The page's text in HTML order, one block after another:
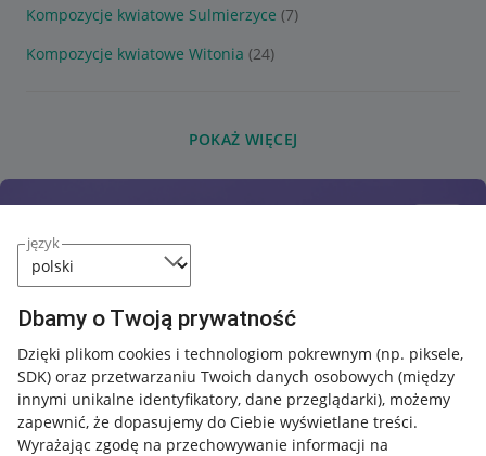
język
Dbamy o Twoją prywatność
Dzięki plikom cookies i technologiom pokrewnym (np. piksele,
SDK) oraz przetwarzaniu Twoich danych osobowych (między
innymi unikalne identyfikatory, dane przeglądarki), możemy
zapewnić, że dopasujemy do Ciebie wyświetlane treści.
Wyrażając zgodę na przechowywanie informacji na
Kompozycje kwiatowe Sulmierzyce (7)
Kompozycje kwiatowe Witonia (24)
POKAŻ WIĘCEJ